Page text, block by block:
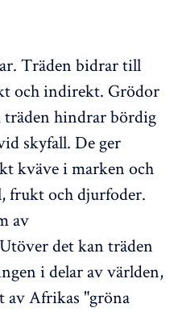
Träden bidrar till
och indirekt. Grödor
träden hindrar bördig
skyfall. De ger
kväve i marken och
frukt och djurfoder.
av
det kan träden
i delar av världen,
av Afrikas "gröna